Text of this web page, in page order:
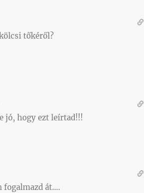
tőkéről?
jó, hogy ezt leírtad!!!
fogalmazd át….